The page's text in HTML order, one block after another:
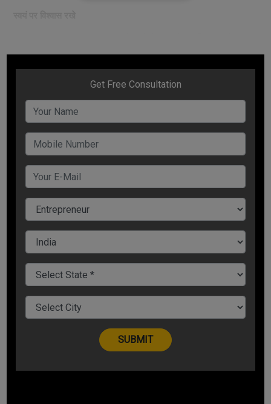
करें. आप अपनी क्षमताओं के प्रति जितना आत्मविश्वास को बढ़ाते हैं, सफलता की
संभावना उतनी ही ज्यादा होगी. अपने इर्द-गिर्द ऐसे लोगों को रखें, जो आपके
व्यवसाय को लेकर उत्साहित हैं और जो आप पर विश्वास करते हैं. आप स्वयं को
जितना अधिक सकारात्मक एवं समान विचारधारा वालों के साथ रहेंगे, उतनी ही
सकारात्मकता के साथ आप कुछ नया सोच सकेंगे, और आपके पास उतने ही
बेहतर लोग होंगे.
अपनी फील्ड में दूसरों से सलाह अवश्य लें
ऐसे लोगों के बीच में रहें, जो आपकी तरह विचार रखते हों, आपकी तरह जुनूनी हों.
विशेष रूप से आपके व्यवसाय में नेटवर्किंग बहुत महत्वपूर्ण होता है. ऐसे लोगों से
आपको बहुत कुछ सीखने को मिल सकता है, जिनके पास इतना अनुभव और ज्ञान
है. फिर वे चाहे लंबे समय तक उस क्षेत्र विशेष में रहे हों या फिर थोड़े समय काम
किया हो. वे जो कहते हैं, उसे सुनें और उनसे जरूरत पड़ने पर सलाह लें. अनचाही
बातों को हम आसानी से अनदेखा कर सकते हैं, लेकिन कुछ बातें हमें ऐसी भी मिल
सकती है, जिसके बारे में हमने सोचा भी नहीं था, इससे हमारी कार्य प्रणाली थोड़ी
आसान हो जायेगी.
आप स्वयं सोचें कि आप सबकुछ नहीं कर सकते
अगर आप अपने व्यवसाय के लिए कर्मचारियों की नियुक्त कर रहे हैं, तो आपको
पता होना चाहिए कि अमुक कर्मचारी आपके कार्य को किस हद तक करने में सक्षम
होगा. अगर वह अक्षम हैं तो उस पर निवेश करना समझदारी नहीं होगी. एक